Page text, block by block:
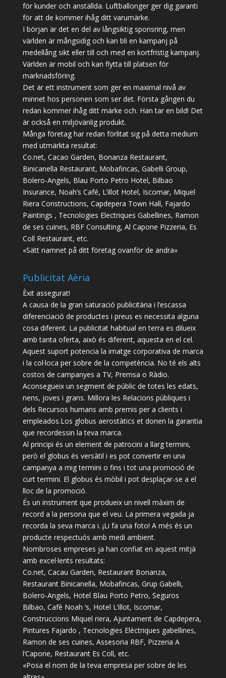
för kunder och anställda. Luftballonger ger dig garanti
för att de kommer ihåg ditt varumärke.
I början är det en del av långsiktig sponsring, men
världen är mångsidig och kan bli en kampanj på
medellång sikt eller till och med en kortfristig kampanj.
Världen är mobil och kan flytta till platsen för
marknadsföring.
Det är ett instrument som ger en maximal nivå av
minnet hos personen som ser det. Första gången du
redan kommer ihåg ditt märke och. Han tar en bild! Det
är också en miljövänlig produkt.
Många företag har redan förlitat sig på detta medium
med utmärkta resultat:
Co.net, Cacao Garden, Bonanza Restaurant,
Binicanella Restaurant, Mobafincas, Gabelli Group,
Bolero-Angels, Blau Porto Petro Hotel, Bilbao
Insurance, Noah’s Café, L’illot Hotel, Iscomar, Miquel
Riera Constructions, Capdepera Town Hall, Fajardo
Paintings , Tecnologies Electriques Gabellines, Ramon
de ses cuines, RBF Consulting, Al Capone Pizzeria, Es
Coll Restaurant, etc.
«Sätt namnet på ditt företag ovanför de andra»
Publicitat Aèria
Èxit assegurat!
A causa de la gran saturació publicitària i l’escassa
diferenciació de productes i preus es necessita alguna
cosa diferent. La publicitat habitual en terra es dilueix
amb tanta oferta, això és diferent, aquesta en el cel.
Aquest suport potencia la imatge corporativa de marca
i la col·loca per sobre de la competència. No té els alts
costos de campanyes a TV, Premsa o Ràdio.
Aconsegueix un segment de públic de totes les edats,
nens, joves i grans. Millora les Relacions públiques i
dels Recursos humans amb premis per a clients i
empleados.Los globus aerostàtics et donen la garantia
que recordessin la teva marca.
Al principi és un element de patrocini a llarg termini,
però el globus és versàtil i es pot convertir en una
campanya a mig termini o fins i tot una promoció de
curt termini. El globus és mòbil i pot desplaçar-se a el
lloc de la promoció.
És un instrument que produeix un nivell màxim de
record a la persona que el veu. La primera vegada ja
recorda la seva marca i. ¡Li fa una foto! A més és un
producte respectuós amb medi ambient.
Nombroses empreses ja han confiat en aquest mitjà
amb excel·lents resultats:
Co.net, Cacau Garden, Restaurant Bonanza,
Restaurant Binicanella, Mobafincas, Grup Gabelli,
Bolero-Angels, Hotel Blau Porto Petro, Seguros
Bilbao, Cafè Noah ‘s, Hotel L’illot, Iscomar,
Construccions Miquel riera, Ajuntament de Capdepera,
Pintures Fajardo , Tecnologies Elèctriques gabellines,
Ramon de ses cuines, Assesoria RBF, Pizzeria A
l’Capone, Restaurant Es Coll, etc.
«Posa el nom de la teva empresa per sobre de les